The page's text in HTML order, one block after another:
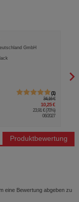
GmbH
1
34,16 €
10,25 €
23,91 € (70%)
06/2027
Produktbewertung
eine Bewertung abgeben zu